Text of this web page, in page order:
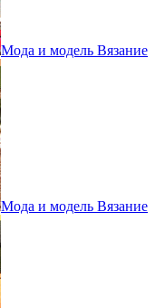
Мода и модель Вязание
Мода и модель Вязание